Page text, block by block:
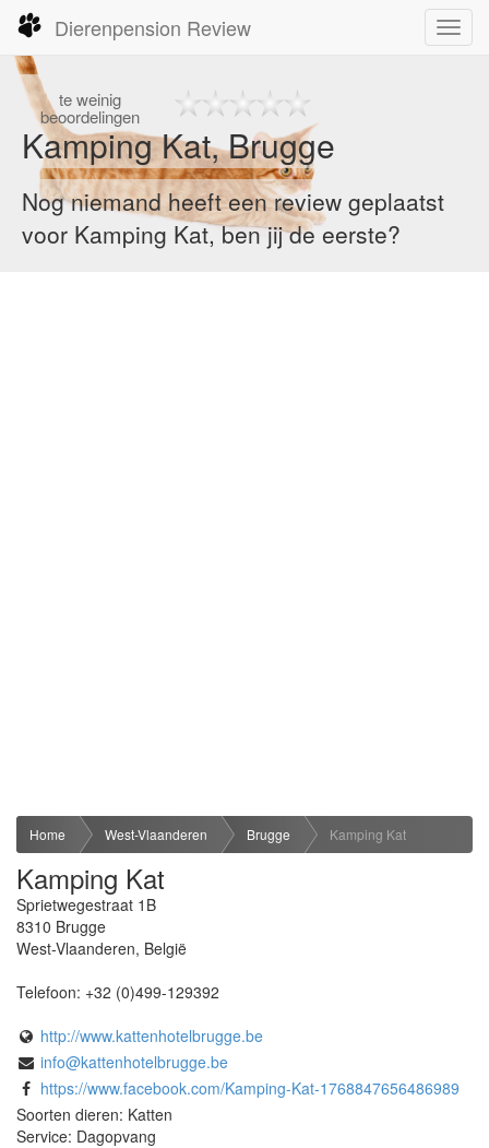
Dierenpension Review
teweinig
beoordelingen
Kamping Kat, Brugge
Nog niemand heeft een review geplaatst
voor Kamping Kat, ben jij de eerste?
Home West-Vlaanderen Brugge Kamping Kat
Kamping Kat
Sprietwegestraat 1B
8310 Brugge
West-Vlaanderen, België
Telefoon: +32 (0)499-129392
http://www.kattenhotelbrugge.be
info@kattenhotelbrugge.be
https://www.facebook.com/Kamping-Kat-1768847656486989
Soorten dieren: Katten
Service: Dagopvang